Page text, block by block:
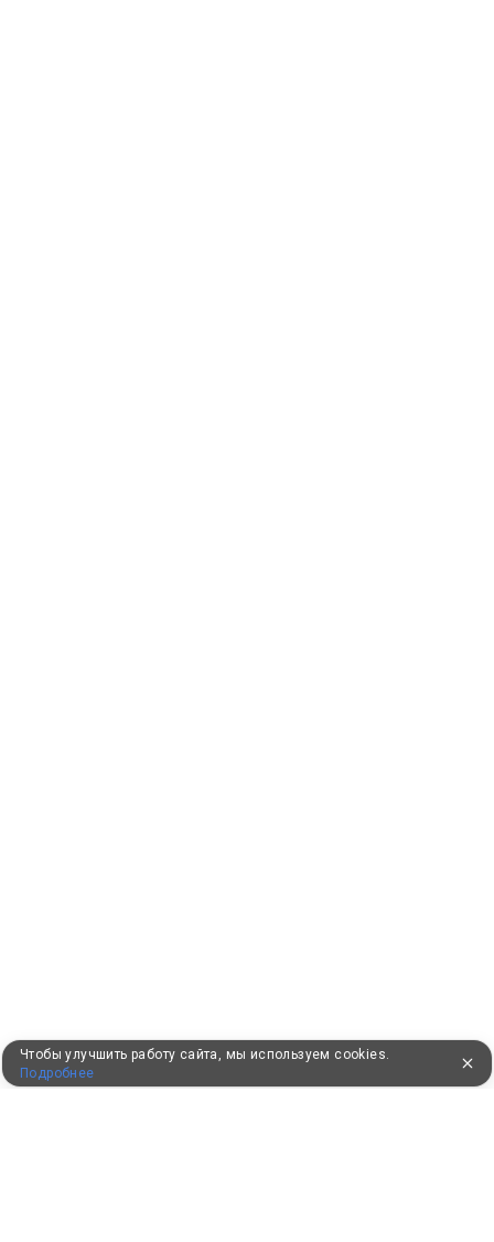
Чтобы улучшить работу сайта, мы используем cookies.
Подробнее